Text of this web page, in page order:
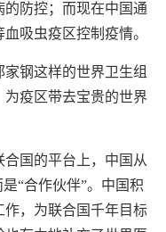
防控；而现在中国通
吸虫疫区控制疫情。
钢这样的世界卫生组
疫区带去宝贵的世界
国的平台上，中国从
“合作伙伴”。中国积
，为联合国千年目标